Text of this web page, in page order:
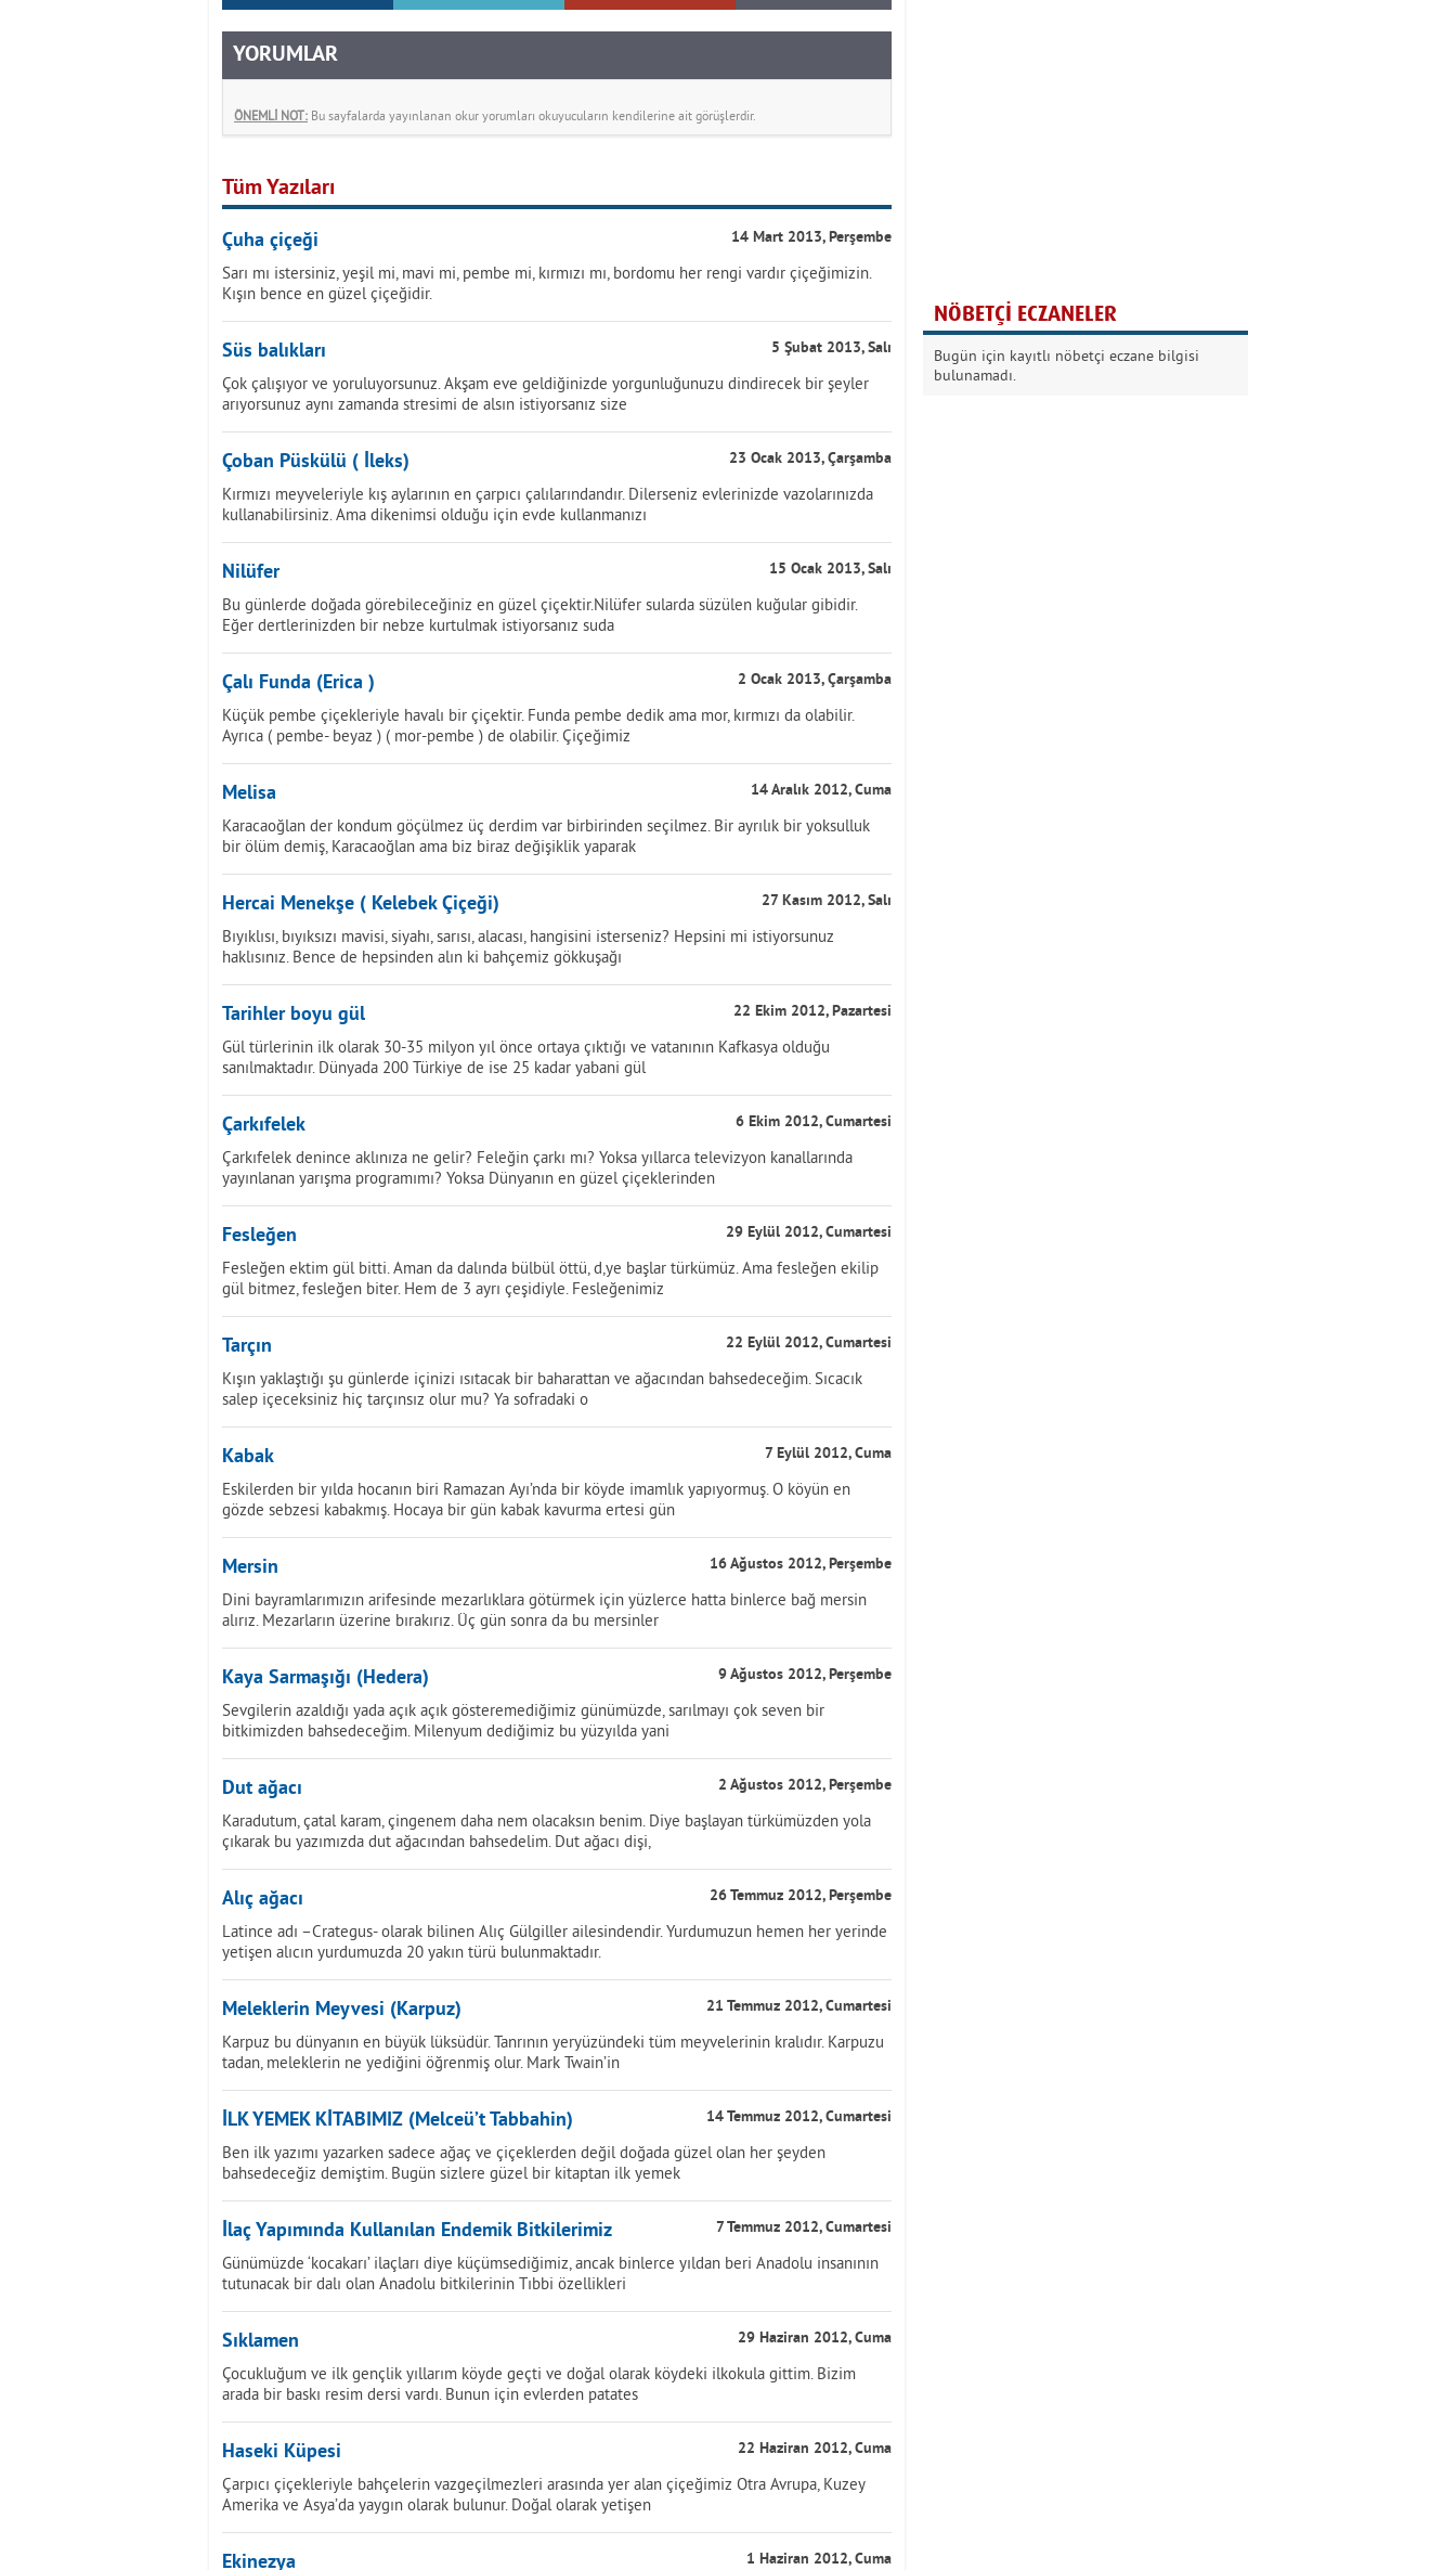
YORUMLAR
ÖNEMLİ NOT: Bu sayfalarda yayınlanan okur yorumları okuyucuların kendilerine ait görüşlerdir.
Tüm Yazıları
Çuha çiçeği 14 Mart 2013, Perşembe
Sarı mı istersiniz, yeşil mi, mavi mi, pembe mi, kırmızı mı, bordomu her rengi vardır çiçeğimizin.
Kışın bence en güzel çiçeğidir.
Süs balıkları 5 Şubat 2013, Salı
Çok çalışıyor ve yoruluyorsunuz. Akşam eve geldiğinizde yorgunluğunuzu dindirecek bir şeyler
arıyorsunuz aynı zamanda stresimi de alsın istiyorsanız size
Çoban Püskülü ( İleks) 23 Ocak 2013, Çarşamba
Kırmızı meyveleriyle kış aylarının en çarpıcı çalılarındandır. Dilerseniz evlerinizde vazolarınızda
kullanabilirsiniz. Ama dikenimsi olduğu için evde kullanmanızı
Nilüfer 15 Ocak 2013, Salı
Bu günlerde doğada görebileceğiniz en güzel çiçektir.Nilüfer sularda süzülen kuğular gibidir.
Eğer dertlerinizden bir nebze kurtulmak istiyorsanız suda
Çalı Funda (Erica ) 2 Ocak 2013, Çarşamba
Küçük pembe çiçekleriyle havalı bir çiçektir. Funda pembe dedik ama mor, kırmızı da olabilir.
Ayrıca ( pembe- beyaz ) ( mor-pembe ) de olabilir. Çiçeğimiz
Melisa 14 Aralık 2012, Cuma
Karacaoğlan der kondum göçülmez üç derdim var birbirinden seçilmez. Bir ayrılık bir yoksulluk
bir ölüm demiş, Karacaoğlan ama biz biraz değişiklik yaparak
Hercai Menekşe ( Kelebek Çiçeği) 27 Kasım 2012, Salı
Bıyıklısı, bıyıksızı mavisi, siyahı, sarısı, alacası, hangisini isterseniz? Hepsini mi istiyorsunuz
haklısınız. Bence de hepsinden alın ki bahçemiz gökkuşağı
Tarihler boyu gül 22 Ekim 2012, Pazartesi
Gül türlerinin ilk olarak 30-35 milyon yıl önce ortaya çıktığı ve vatanının Kafkasya olduğu
sanılmaktadır. Dünyada 200 Türkiye de ise 25 kadar yabani gül
Çarkıfelek 6 Ekim 2012, Cumartesi
Çarkıfelek denince aklınıza ne gelir? Feleğin çarkı mı? Yoksa yıllarca televizyon kanallarında
yayınlanan yarışma programımı? Yoksa Dünyanın en güzel çiçeklerinden
Fesleğen 29 Eylül 2012, Cumartesi
Fesleğen ektim gül bitti. Aman da dalında bülbül öttü, d,ye başlar türkümüz. Ama fesleğen ekilip
gül bitmez, fesleğen biter. Hem de 3 ayrı çeşidiyle. Fesleğenimiz
Tarçın 22 Eylül 2012, Cumartesi
Kışın yaklaştığı şu günlerde içinizi ısıtacak bir baharattan ve ağacından bahsedeceğim. Sıcacık
salep içeceksiniz hiç tarçınsız olur mu? Ya sofradaki o
Kabak 7 Eylül 2012, Cuma
Eskilerden bir yılda hocanın biri Ramazan Ayı’nda bir köyde imamlık yapıyormuş. O köyün en
gözde sebzesi kabakmış. Hocaya bir gün kabak kavurma ertesi gün
Mersin 16 Ağustos 2012, Perşembe
Dini bayramlarımızın arifesinde mezarlıklara götürmek için yüzlerce hatta binlerce bağ mersin
alırız. Mezarların üzerine bırakırız. Üç gün sonra da bu mersinler
Kaya Sarmaşığı (Hedera) 9 Ağustos 2012, Perşembe
Sevgilerin azaldığı yada açık açık gösteremediğimiz günümüzde, sarılmayı çok seven bir
bitkimizden bahsedeceğim. Milenyum dediğimiz bu yüzyılda yani
Dut ağacı 2 Ağustos 2012, Perşembe
Karadutum, çatal karam, çingenem daha nem olacaksın benim. Diye başlayan türkümüzden yola
çıkarak bu yazımızda dut ağacından bahsedelim. Dut ağacı dişi,
Alıç ağacı 26 Temmuz 2012, Perşembe
Latince adı –Crategus- olarak bilinen Alıç Gülgiller ailesindendir. Yurdumuzun hemen her yerinde
yetişen alıcın yurdumuzda 20 yakın türü bulunmaktadır.
Meleklerin Meyvesi (Karpuz) 21 Temmuz 2012, Cumartesi
Karpuz bu dünyanın en büyük lüksüdür. Tanrının yeryüzündeki tüm meyvelerinin kralıdır. Karpuzu
tadan, meleklerin ne yediğini öğrenmiş olur. Mark Twain’in
İLK YEMEK KİTABIMIZ (Melceü’t Tabbahin) 14 Temmuz 2012, Cumartesi
Ben ilk yazımı yazarken sadece ağaç ve çiçeklerden değil doğada güzel olan her şeyden
bahsedeceğiz demiştim. Bugün sizlere güzel bir kitaptan ilk yemek
İlaç Yapımında Kullanılan Endemik Bitkilerimiz 7 Temmuz 2012, Cumartesi
Günümüzde ‘kocakarı’ ilaçları diye küçümsediğimiz, ancak binlerce yıldan beri Anadolu insanının
tutunacak bir dalı olan Anadolu bitkilerinin Tıbbi özellikleri
Sıklamen 29 Haziran 2012, Cuma
Çocukluğum ve ilk gençlik yıllarım köyde geçti ve doğal olarak köydeki ilkokula gittim. Bizim
arada bir baskı resim dersi vardı. Bunun için evlerden patates
Haseki Küpesi 22 Haziran 2012, Cuma
Çarpıcı çiçekleriyle bahçelerin vazgeçilmezleri arasında yer alan çiçeğimiz Otra Avrupa, Kuzey
Amerika ve Asya’da yaygın olarak bulunur. Doğal olarak yetişen
Ekinezya 1 Haziran 2012, Cuma
Kurban Bayramında
Dikkat!
NÖBETÇİ ECZANELER
Bugün için kayıtlı nöbetçi eczane bilgisi
bulunamadı.